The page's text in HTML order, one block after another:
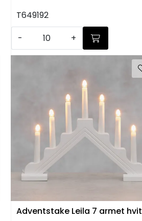
T649192
-
+
Adventstake Leila 7 armet hvit